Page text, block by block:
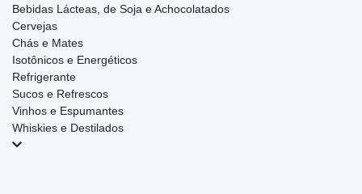
Bebidas Lácteas, de Soja e Achocolatados
Cervejas
Chás e Mates
Isotônicos e Energéticos
Refrigerante
Sucos e Refrescos
Vinhos e Espumantes
Whiskies e Destilados